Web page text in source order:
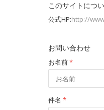
このサイトにつ
公式HP:http://
お問い合わせ
お名前*
件名 *